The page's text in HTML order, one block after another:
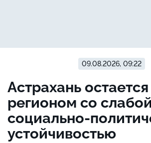
09.08.2026, 09:22
Астрахань остается
регионом со слабой
социально-
устойчивостью